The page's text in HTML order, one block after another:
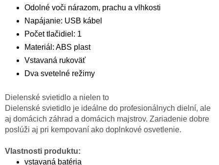
Odolné voči nárazom, prachu a vlhkosti
Napájanie: USB kábel
Počet tlačidiel: 1
Materiál: ABS plast
Vstavaná rukoväť
Dva svetelné režimy
Dielenské svietidlo a nielen to
Dielenské svietidlo je ideálne do profesionálnych dielní, ale
aj domácich záhrad a domácich majstrov. Zariadenie dobre
poslúži aj pri kempovaní ako doplnkové osvetlenie.
Vlastnosti produktu:
vstavaná batéria